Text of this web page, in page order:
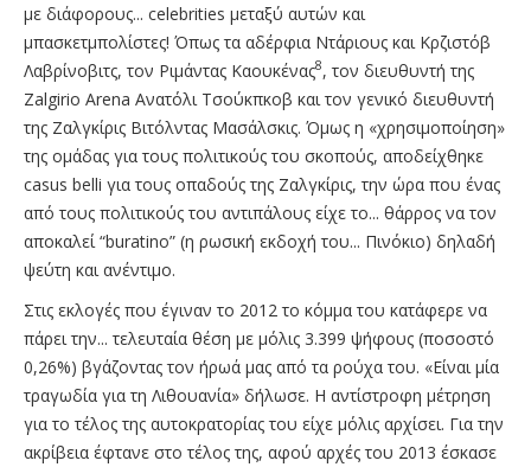
με διάφορους... celebrities μεταξύ αυτών και
μπασκετμπολίστες! Όπως τα αδέρφια Ντάριους και Κρζιστόβ
Λαβρίνοβιτς, τον Ριμάντας Καουκένας8, τον διευθυντή της
Zalgirio Arena Ανατόλι Τσούκπκοβ και τον γενικό διευθυντή
της Ζαλγκίρις Βιτόλντας Μασάλσκις. Όμως η «χρησιμοποίηση»
της ομάδας για τους πολιτικούς του σκοπούς, αποδείχθηκε
casus belli για τους οπαδούς της Ζαλγκίρις, την ώρα που ένας
από τους πολιτικούς του αντιπάλους είχε το... θάρρος να τον
αποκαλεί “buratino” (η ρωσική εκδοχή του... Πινόκιο) δηλαδή
ψεύτη και ανέντιμο.
Στις εκλογές που έγιναν το 2012 το κόμμα του κατάφερε να
πάρει την... τελευταία θέση με μόλις 3.399 ψήφους (ποσοστό
0,26%) βγάζοντας τον ήρωά μας από τα ρούχα του. «Είναι μία
τραγωδία για τη Λιθουανία» δήλωσε. Η αντίστροφη μέτρηση
για το τέλος της αυτοκρατορίας του είχε μόλις αρχίσει. Για την
ακρίβεια έφτανε στο τέλος της, αφού αρχές του 2013 έσκασε